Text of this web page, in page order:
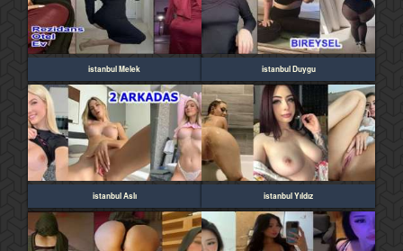
istanbul Melek istanbul Duygu
istanbul Aslı istanbul Yıldız